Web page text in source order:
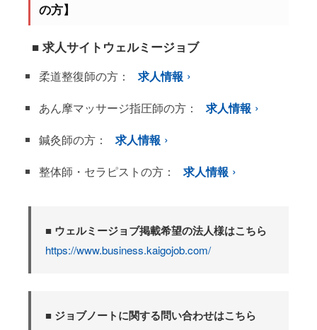
の方】
■ 求人サイトウェルミージョブ
柔道整復師の方：
求人情報
あん摩マッサージ指圧師の方：
求人情報
鍼灸師の方：
求人情報
整体師・セラピストの方：
求人情報
■ ウェルミージョブ掲載希望の法人様はこちら
https://www.business.kaigojob.com/
■ ジョブノートに関する問い合わせはこちら